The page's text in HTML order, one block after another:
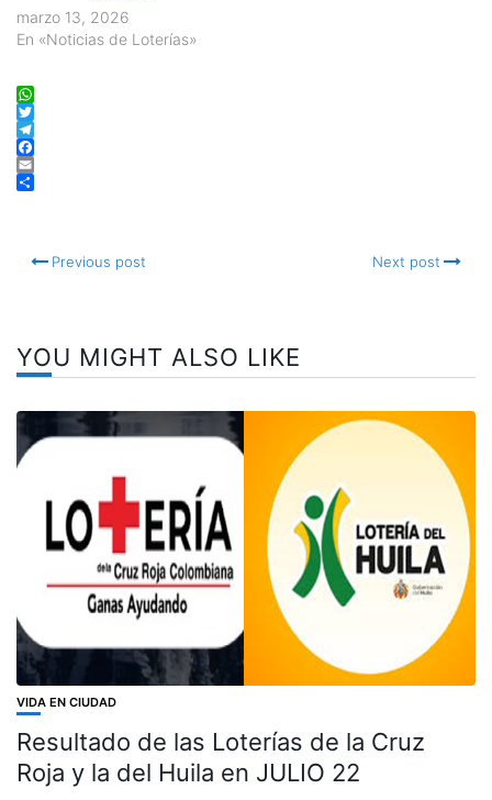
marzo 13, 2026
En «Noticias de Loterías»
WhatsApp
Twitter
Telegram
Facebook
Email
Previous post Next post
YOU MIGHT ALSO LIKE
VIDA EN CIUDAD
Resultado de las Loterías de la Cruz
Roja y la del Huila en JULIO 22